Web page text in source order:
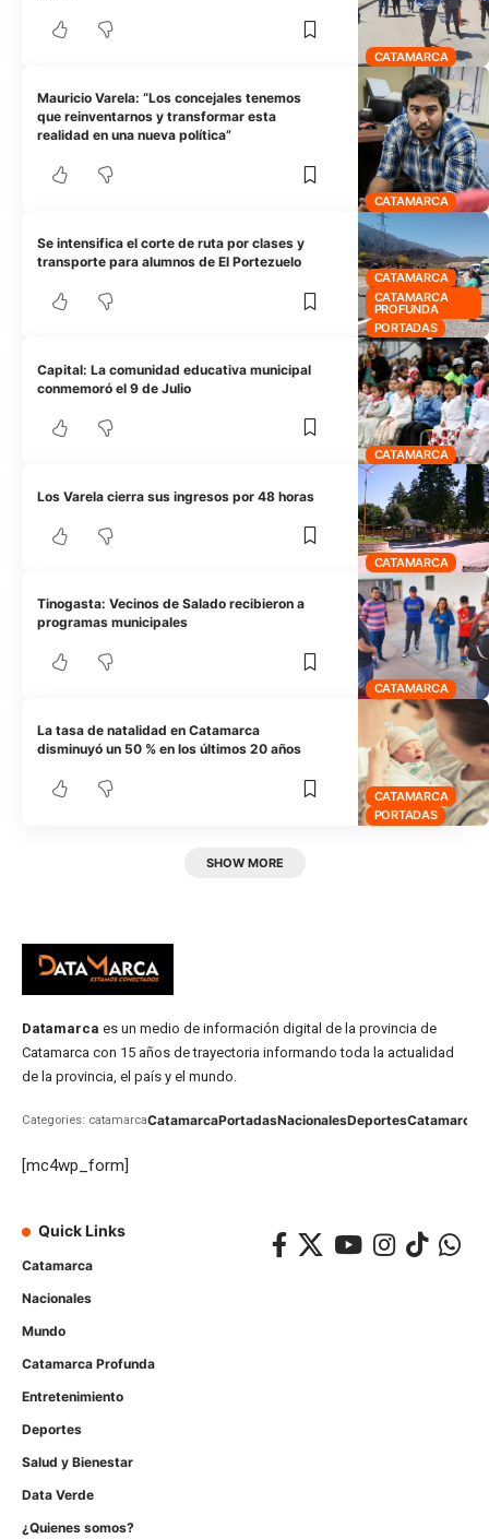
CATAMARCA
CATAMARCA
Mauricio Varela: “Los concejales tenemos
que reinventarnos y transformar esta
realidad en una nueva política”
CATAMARCA
CATAMARCA
PROFUNDA
PORTADAS
Se intensifica el corte de ruta por clases y
transporte para alumnos de El Portezuelo
CATAMARCA
Capital: La comunidad educativa municipal
conmemoró el 9 de Julio
CATAMARCA
Los Varela cierra sus ingresos por 48 horas
CATAMARCA
Tinogasta: Vecinos de Salado recibieron a
programas municipales
CATAMARCA
PORTADAS
La tasa de natalidad en Catamarca
disminuyó un 50 % en los últimos 20 años
SHOW MORE
Datamarca es un medio de información digital de la provincia de
Catamarca con 15 años de trayectoria informando toda la actualidad
de la provincia, el país y el mundo.
Categories: catamarcaCatamarcaPortadasNacionalesDeportesCatamarca
[mc4wp_form]
Quick Links
Catamarca
Nacionales
Mundo
Catamarca Profunda
Entretenimiento
Deportes
Salud y Bienestar
Data Verde
¿Quienes somos?